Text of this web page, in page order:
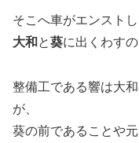
そこへ車がエンスト
大和 と葵に出くわすの
整備工である響は大
が、
葵の前であることや